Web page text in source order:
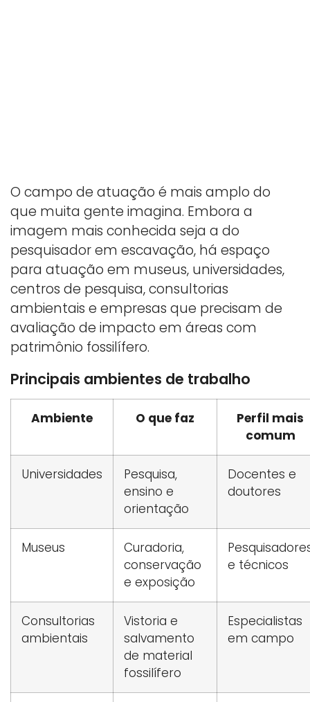
O campo de atuação é mais amplo do
que muita gente imagina. Embora a
imagem mais conhecida seja a do
pesquisador em escavação, há espaço
para atuação em museus, universidades,
centros de pesquisa, consultorias
ambientais e empresas que precisam de
avaliação de impacto em áreas com
patrimônio fossilífero.
Principais ambientes de trabalho
Ambiente O que faz
Perfil mais
comum
Universidades
Pesquisa,
ensino e
orientação
Docentes e
doutores
Museus
Curadoria,
conservação
e exposição
e técnicos
Consultorias
ambientais
Vistoria e
salvamento
de material
fossilífero
Especialistas
em campo